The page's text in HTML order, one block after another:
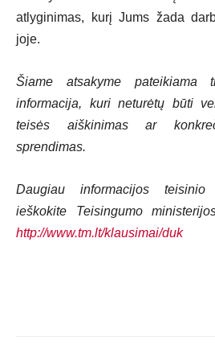
atlyginimas, kurį Jums žada
joje.
Šiame atsakyme pateikiama
informacija, kuri neturėtų būti
teisės aiškinimas ar
sprendimas.
Daugiau informacijos teisinio
ieškokite Teisingumo
http://www.tm.lt/klausimai/duk